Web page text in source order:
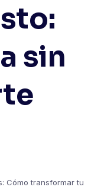
sin
Cómo transformar tu